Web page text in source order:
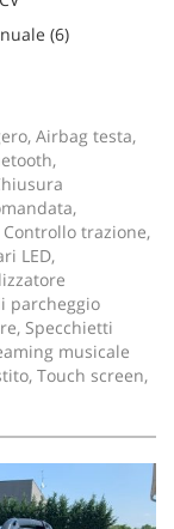
(6)
Airbag testa,
trazione,
LED,
parcheggio
Specchietti
musicale
Touch screen,